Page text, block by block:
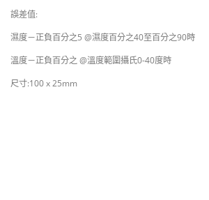
誤差值:
濕度－正負百分之5 @濕度百分之40至百分之90時
溫度－正負百分之 @溫度範圍攝氏0-40度時
尺寸:100 x 25mm